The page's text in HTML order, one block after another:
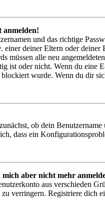
anmelden!
und das richtige
einer deiner Eltern oder
müssen alle neu
ist oder nicht. Wenn du eine
wurde. Wenn du dir
ob dein
dass ein
aber nicht mehr
aus verschieden
verringern. Registriere dich